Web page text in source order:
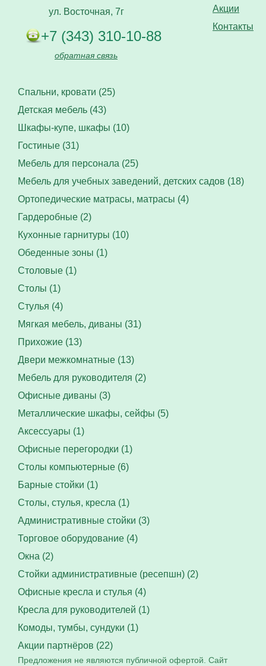
Акции
Контакты
ул. Восточная, 7г
+7 (343) 310-10-88
обратная связь
Спальни, кровати (25)
Детская мебель (43)
Шкафы-купе, шкафы (10)
Гостиные (31)
Мебель для персонала (25)
Мебель для учебных заведений, детских садов (18)
Ортопедические матрасы, матрасы (4)
Гардеробные (2)
Кухонные гарнитуры (10)
Обеденные зоны (1)
Столовые (1)
Столы (1)
Стулья (4)
Мягкая мебель, диваны (31)
Прихожие (13)
Двери межкомнатные (13)
Мебель для руководителя (2)
Офисные диваны (3)
Металлические шкафы, сейфы (5)
Аксессуары (1)
Офисные перегородки (1)
Столы компьютерные (6)
Барные стойки (1)
Столы, стулья, кресла (1)
Административные стойки (3)
Торговое оборудование (4)
Окна (2)
Стойки административные (ресепшн) (2)
Офисные кресла и стулья (4)
Кресла для руководителей (1)
Комоды, тумбы, сундуки (1)
Акции партнёров (22)
Предложения не являются публичной офертой. Сайт